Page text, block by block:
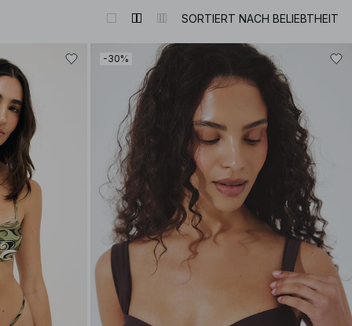
SORTIERT NACH BELIEBTHEIT
-30%